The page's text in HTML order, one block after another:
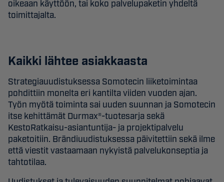
oikeaan käyttöön, tai koko palvelupaketin yhdeltä
toimittajalta.
Kaikki lähtee asiakkaasta
Strategiauudistuksessa Somotecin liiketoimintaa
pohdittiin monelta eri kantilta viiden vuoden ajan.
Työn myötä toiminta sai uuden suunnan ja Somotecin
itse kehittämät Durmax®-tuotesarja sekä
KestoRatkaisu-asiantuntija- ja projektipalvelu
paketoitiin. Brändiuudistuksessa päivitettiin sekä ilme
että viestit vastaamaan nykyistä palvelukonseptia ja
tahtotilaa.